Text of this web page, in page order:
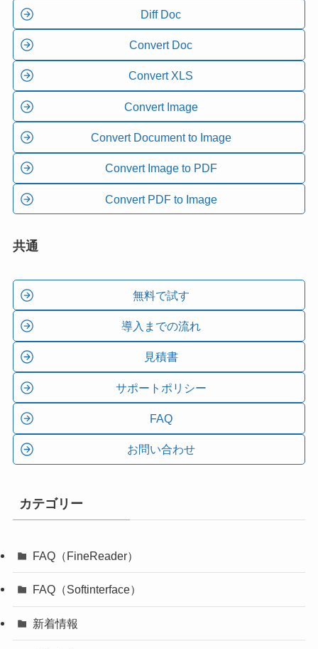
Diff Doc
Convert Doc
Convert XLS
Convert Image
Convert Document to Image
Convert Image to PDF
Convert PDF to Image
共通
無料で試す
導入までの流れ
見積書
サポートポリシー
FAQ
お問い合わせ
カテゴリー
FAQ（FineReader）
FAQ（Softinterface）
新着情報